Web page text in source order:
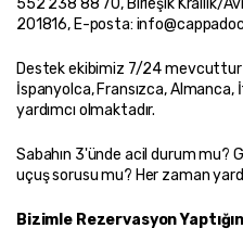
552 238 88 70, Birleşik Krallık/
201816, E-posta:
Destek ekibimiz 7/24 mevcuttur
İspanyolca, Fransızca,
yardımcı olmaktadır.
Sabahın 3'ünde acil durum mu?
uçuş sorusu mu? Her zaman
Bizimle Rezervasyon